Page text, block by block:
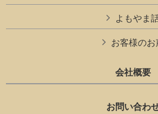
よもやま
お客様のお
会社概要
お問い合わ